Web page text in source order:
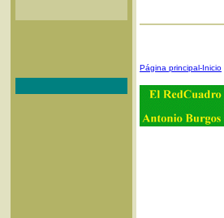
Página principal-Inicio